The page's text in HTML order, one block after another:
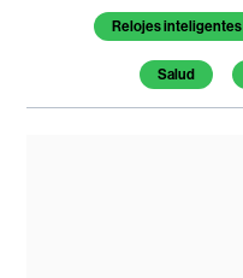
Relojes inteligentes
Salud